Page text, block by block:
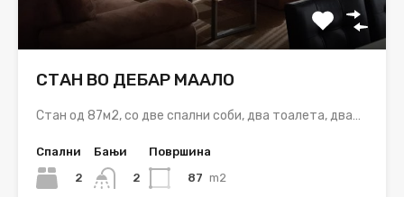
СТАН ВО ДЕБАР МААЛО
Стан од 87м2, со две спални соби, два тоалета, два…
Спални
2
Бањи
2
Површина
87 m2